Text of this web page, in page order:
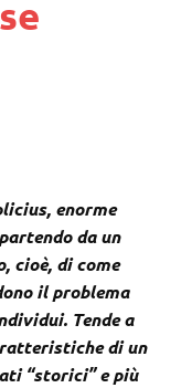
enorme
da un
cioè, di come
il problema
Tende a
di un
“storici” e più